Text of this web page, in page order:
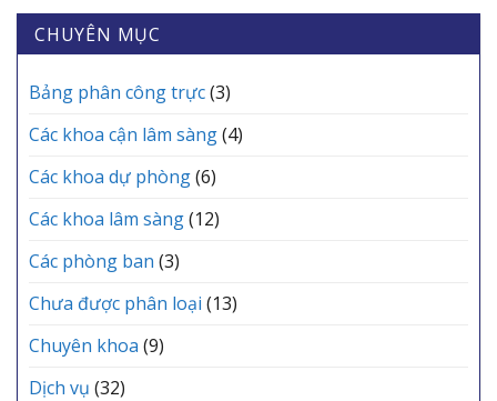
MỖI
CÁC
THẦM
CHUYÊN MỤC
Bảng phân công trực(3)
Các khoa cận lâm sàng(4)
Các khoa dự phòng(6)
Các khoa lâm sàng(12)
Các phòng ban (3)
Chưa được phân loại (13)
Chuyên khoa (9)
Dịch vụ (32)